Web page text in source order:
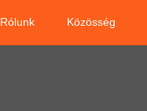
Rólunk Közösség